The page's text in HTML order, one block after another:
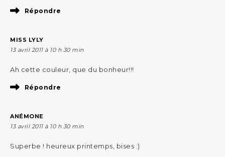
Répondre
MISS LYLY
13 avril 2011 à 10 h 30 min
Ah cette couleur, que du bonheur!!!
Répondre
ANÉMONE
13 avril 2011 à 10 h 30 min
Superbe ! heureux printemps, bises :)